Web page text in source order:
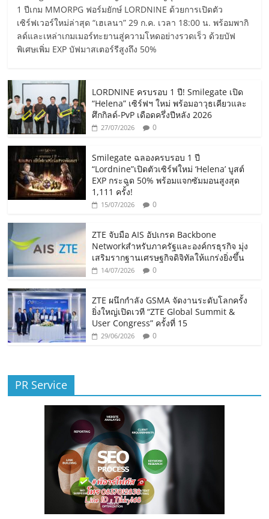
1 ปีเกม MMORPG ฟอร์มยักษ์ LORDNINE ด้วยการเปิดตัว
เซิร์ฟเวอร์ใหม่ล่าสุด “เฮเลนา” 29 ก.ค. เวลา 18:00 น. พร้อมพากิ
ลด์และเหล่าเกมเมอร์ทะยานสู่ความโหดอย่างรวดเร็ว ด้วยบัฟ
พิเศษเพิ่ม EXP บัฟมาสเตอร์รีสูงถึง 50%
LORDNINE ครบรอบ 1 ปี! Smilegate เปิด
“Helena” เซิร์ฟฯ ใหม่ พร้อมอาวุธเคียวและ
ศึกกิลด์-PvP เดือดครึ่งปีหลัง 2026
27/07/2026 0
Smilegate ฉลองครบรอบ 1 ปี
“Lordnine”เปิดตัวเซิร์ฟใหม่ ‘Helena’ บูสต์
EXP กระฉูด 50% พร้อมแจกซัมมอนสูงสุด
1,111 ครั้ง!
15/07/2026 0
ZTE จับมือ AIS อัปเกรด Backbone
Networkสำหรับภาครัฐและองค์กรธุรกิจ มุ่ง
เสริมรากฐานเศรษฐกิจดิจิทัลให้แกร่งยิ่งขึ้น
14/07/2026 0
ZTE ผนึกกำลัง GSMA จัดงานระดับโลกครั้ง
ยิ่งใหญ่เปิดเวที “ZTE Global Summit &
User Congress” ครั้งที่ 15
29/06/2026 0
PR Service